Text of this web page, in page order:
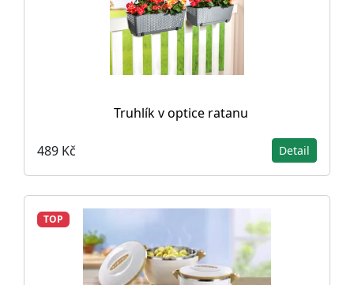
Truhlík v optice ratanu
489 Kč Detail
TOP